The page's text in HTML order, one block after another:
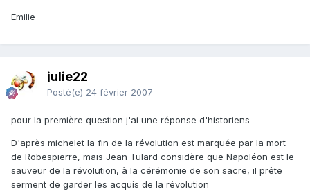
Emilie
julie22
Posté(e) 24 février 2007
pour la première question j'ai une réponse d'historiens
D'après michelet la fin de la révolution est marquée par la mort
de Robespierre, mais Jean Tulard considère que Napoléon est le
sauveur de la révolution, à la cérémonie de son sacre, il prête
serment de garder les acquis de la révolution